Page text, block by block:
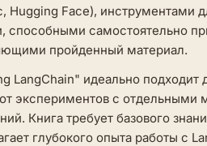
Hugging Face), инструментами
способными самостоятельно
пройденный материал.
LangChain" идеально
экспериментов с
Книга требует базового
глубокого опыта работы с